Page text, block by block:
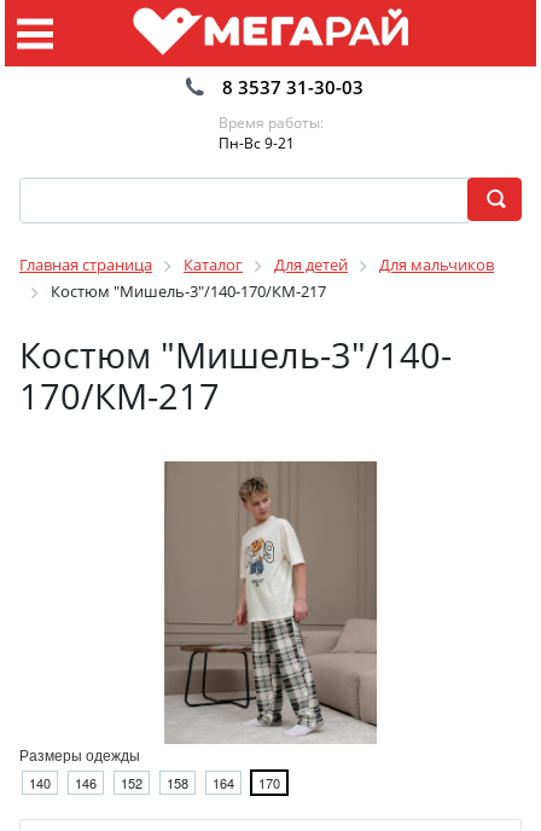
8 3537 31-30-03
Время работы:
Пн-Вс 9-21
Главная страница Каталог Для детей
Для мальчиков
Костюм "Мишель-3"/140-170/КМ-217
Костюм "Мишель-3"/140-
170/КМ-217
Размеры одежды
140 146 152 158 164 170